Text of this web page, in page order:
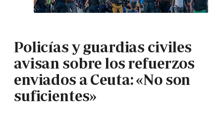
Policías y guardias civiles
avisan sobre los refuerzos
enviados a Ceuta: «No son
suficientes»